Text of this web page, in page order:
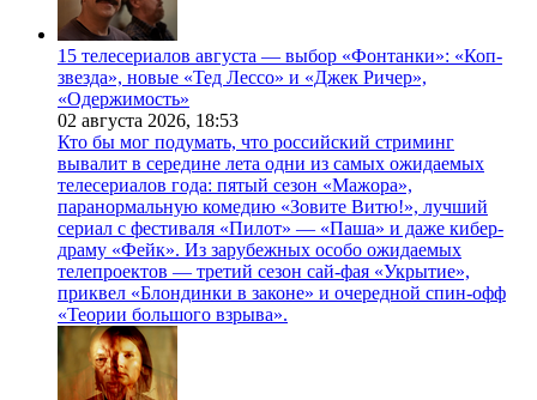
15 телесериалов августа — выбор «Фонтанки»: «Коп-
звезда», новые «Тед Лессо» и «Джек Ричер»,
«Одержимость»
02 августа 2026, 18:53
Кто бы мог подумать, что российский стриминг
вывалит в середине лета одни из самых ожидаемых
телесериалов года: пятый сезон «Мажора»,
паранормальную комедию «Зовите Витю!», лучший
сериал с фестиваля «Пилот» — «Паша» и даже кибер-
драму «Фейк». Из зарубежных особо ожидаемых
телепроектов — третий сезон сай-фая «Укрытие»,
приквел «Блондинки в законе» и очередной спин-офф
«Теории большого взрыва».